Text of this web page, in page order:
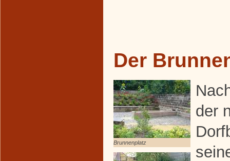
Der
Brunnenplatz
der